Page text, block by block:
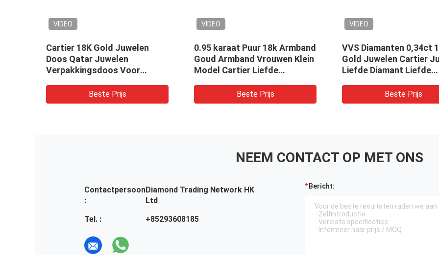
VIDEO
Cartier 18K Gold Juwelen
Doos Qatar Juwelen
Verpakkingsdoos Voor
Beste Prijs
VIDEO
0.95 karaat Puur 18k Armband
Goud Armband Vrouwen Klein
Model Cartier Liefde
Beste Prijs
VIDEO
VVS Diamanten 0,34ct
Gold Juwelen Cartier
Liefde Diamant Liefde
Beste Prijs
NEEM CONTACT OP MET ONS
Contactpersoon
:
Diamond Trading Network HK
Ltd
Tel. :
+85293608185
Bericht: